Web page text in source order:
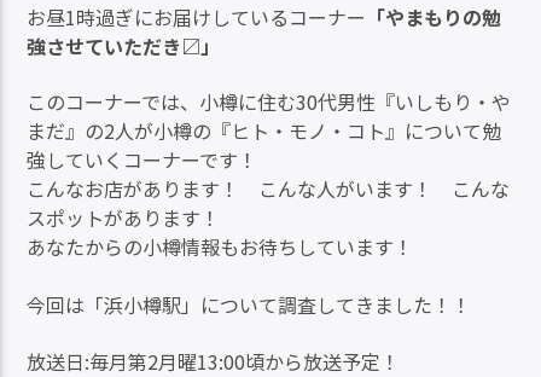
お昼1時過ぎにお届けしているコーナー 「やまもりの勉
強させていただき〼」
このコーナーでは、小樽に住む30代男性『いしもり・や
まだ』の2人が小樽の『ヒト・モノ・コト』について勉
強していくコーナーです！
こんなお店があります！ こんな人がいます！ こんな
スポットがあります！
あなたからの小樽情報もお待ちしています！
今回は「浜小樽駅」について調査してきました！！
放送日:毎月第2月曜13:00頃から放送予定！